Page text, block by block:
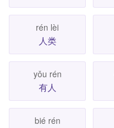
rén lèi
人类
yǒu rén
有人
bié rén